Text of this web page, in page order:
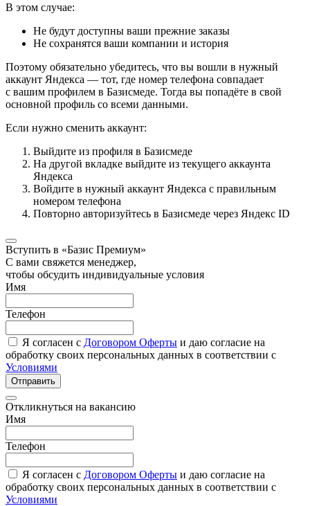
В этом случае:
Не будут доступны ваши прежние заказы
Не сохранятся ваши компании и история
Поэтому обязательно убедитесь, что вы вошли в нужный
аккаунт Яндекса — тот, где номер телефона совпадает
с вашим профилем в Базисмеде. Тогда вы попадёте в свой
основной профиль со всеми данными.
Если нужно сменить аккаунт:
Выйдите из профиля в Базисмеде
На другой вкладке выйдите из текущего аккаунта
Яндекса
Войдите в нужный аккаунт Яндекса с правильным
номером телефона
Повторно авторизуйтесь в Базисмеде через Яндекс ID
Вступить в «Базис Премиум»
С вами свяжется менеджер,
чтобы обсудить индивидуальные условия
Имя
Телефон
Я согласен с Договором Оферты и даю согласие на
обработку своих персональных данных в соответствии с
Условиями
Отправить
Откликнуться на вакансию
Имя
Телефон
Я согласен с Договором Оферты и даю согласие на
обработку своих персональных данных в соответствии с
Условиями